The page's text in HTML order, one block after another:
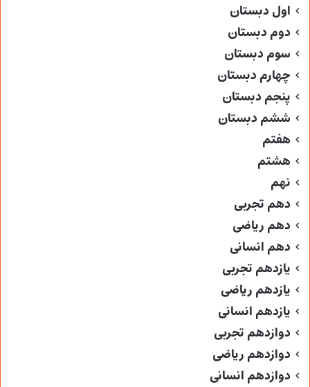
اول دبستان
دوم دبستان
سوم دبستان
چهارم دبستان
پنجم دبستان
ششم دبستان
هفتم
هشتم
نهم
دهم تجربی
دهم ریاضی
دهم انسانی
یازدهم تجربی
یازدهم ریاضی
یازدهم انسانی
دوازدهم تجربی
دوازدهم ریاضی
دوازدهم انسانی